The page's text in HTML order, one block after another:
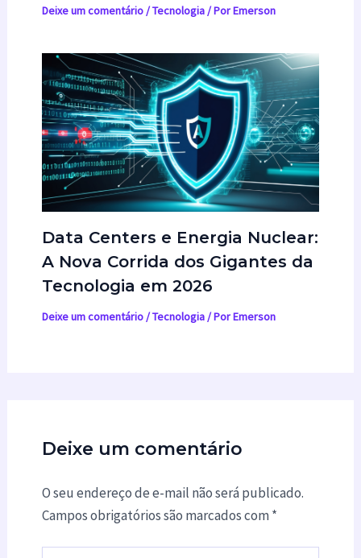
Deixe um comentário/Tecnologia/ PorEmerson
Data Centers e Energia Nuclear:
A Nova Corrida dos Gigantes da
Tecnologia em 2026
Deixe um comentário/Tecnologia/ PorEmerson
Deixe um comentário
O seu endereço de e-mail não será publicado.
Campos obrigatórios são marcados com*